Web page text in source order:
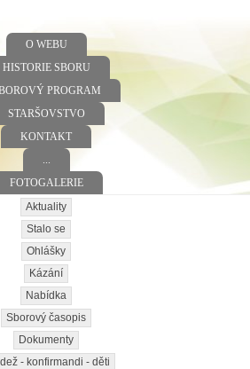
O WEBU
HISTORIE SBORU
PROGRAM
STARŠOVSTVO
KONTAKT
FOTOGALERIE
Aktuality
Stalo se
Ohlášky
Kázání
Nabídka
Sborový časopis
Dokumenty
- konfirmandi - děti